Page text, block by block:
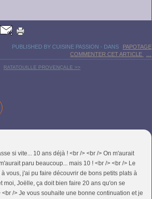
PUBLISHED BY CUISINE PASSION - DANS
PAPOTAGE
COMMENTER CET ARTICLE
RATATOUILLE PROVENÇALE >>
si vite... 10 ans déjà ! <br /> <br /> On m'aurait
paru beaucoup... mais 10 ! <br /> <br /> Le
vous, j'ai pu faire découvrir de bons petits plats à
moi, Joëlle, ça doit bien faire 20 ans qu'on se
/> Je vous souhaite une bonne continuation et je